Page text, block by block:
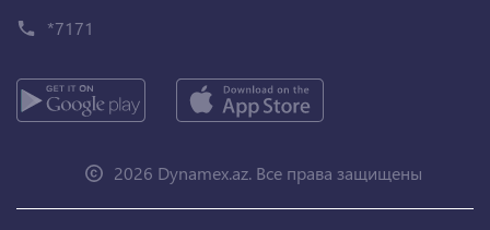
*7171
2026 Dynamex.az. Все права защищены